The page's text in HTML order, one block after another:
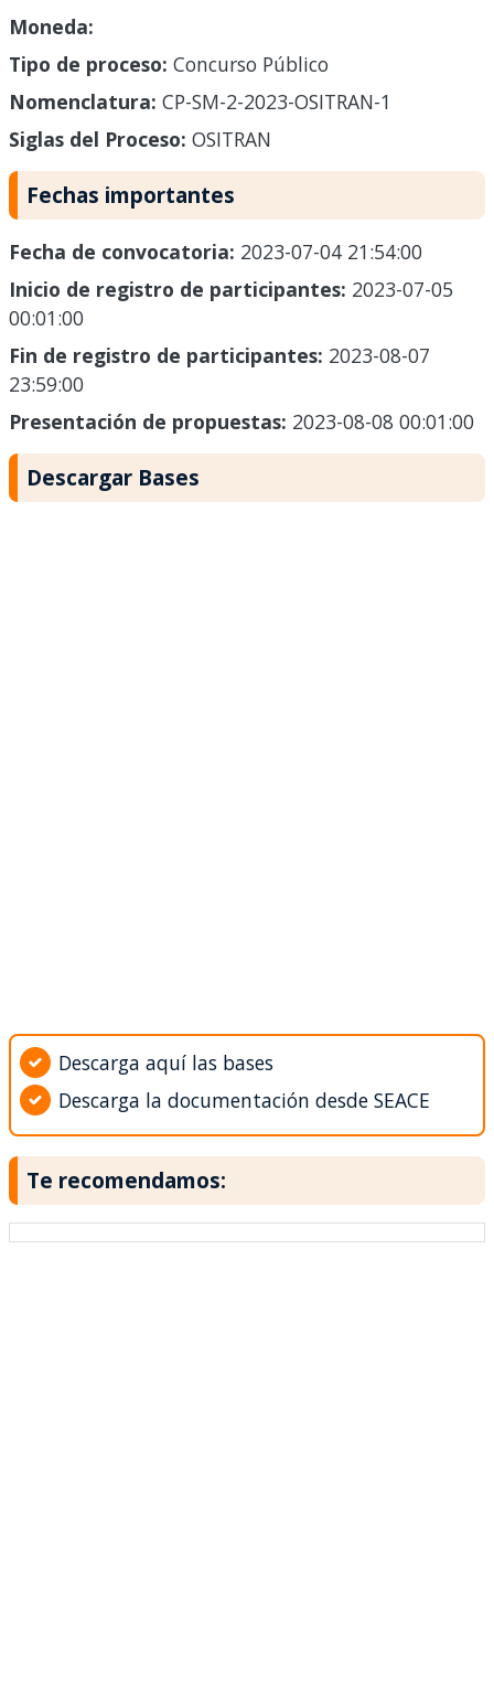
Moneda:
Tipo de proceso: Concurso Público
Nomenclatura: CP-SM-2-2023-OSITRAN-1
Siglas del Proceso: OSITRAN
Fechas importantes
Fecha de convocatoria: 2023-07-04 21:54:00
Inicio de registro de participantes: 2023-07-05
00:01:00
Fin de registro de participantes: 2023-08-07
23:59:00
Presentación de propuestas: 2023-08-08 00:01:00
Descargar Bases
Descarga aquí las bases
Descarga la documentación desde SEACE
Te recomendamos: